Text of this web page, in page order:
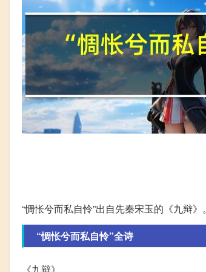
“惆怅兮而私自怜”出自先秦宋玉的《九辩》。
“惆怅兮而私自怜”全诗
《九辩》